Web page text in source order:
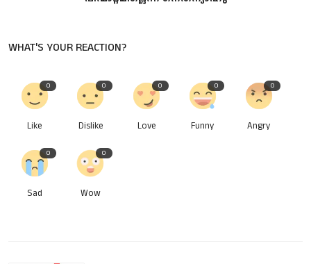
WHAT'S YOUR REACTION?
0
Like
0
Dislike
0
Love
0
Funny
0
Angry
0
Sad
0
Wow